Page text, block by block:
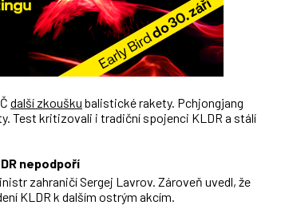
další zkoušku balistické rakety. Pchjongjang
Test kritizovali i tradiční spojenci KLDR a stálí
nepodpoří
zahraničí Sergej Lavrov. Zároveň uvedl, že
KLDR k dalším ostrým akcím.